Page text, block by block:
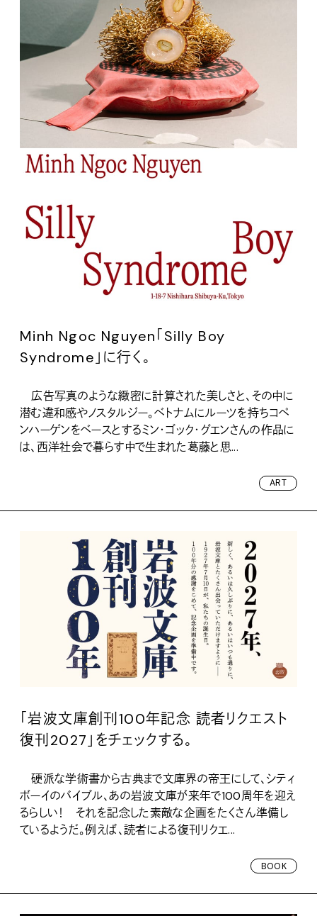
Minh Ngoc Nguyen「Silly Boy
Syndrome」に行く。
広告写真のような緻密に計算された美しさと、その中に
潜む違和感やノスタルジー。ベトナムにルーツを持ちコペ
ンハーゲンをベースとするミン・ゴック・グエンさんの作品に
は、西洋社会で暮らす中で生まれた葛藤と思...
ART
「岩波文庫創刊100年記念 読者リクエスト
復刊2027」をチェックする。
硬派な学術書から古典まで文庫界の帝王にして、シティ
ボーイのバイブル、あの岩波文庫が来年で100周年を迎え
るらしい！ それを記念した素敵な企画をたくさん準備し
ているようだ。例えば、読者による復刊リクエ...
BOOK